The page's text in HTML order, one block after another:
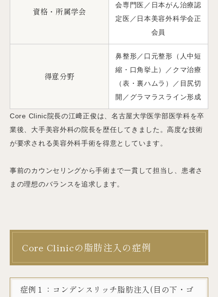
資格・所属学会
会専門医／日本がん治療認
定医／日本美容外科学会正
会員
得意分野
鼻整形／口元整形（人中短
縮・口角挙上）／クマ治療
（表・裏ハムラ）／目尻切
開／グラマラスライン形成
Core Clinic院長の江﨑正俊は、名古屋大学医学部医学科を卒
業後、大手美容外科の院長を歴任してきました。高度な技術
が要求される美容外科手術を得意としています。
事前のカウンセリングから手術まで一貫して担当し、患者さ
まの理想のバランスを追求します。
Core Clinicの脂肪注入の症例
症例１：コンデンスリッチ脂肪注入(目の下・ゴ